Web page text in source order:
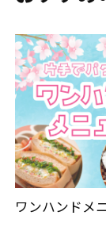
ワンハンドメ